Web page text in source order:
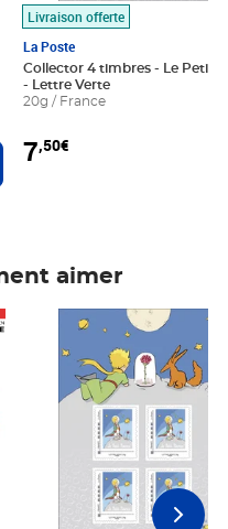
au panier
Livraison offerte
La Poste
Collector 4 timbres - Le Petit
- Lettre Verte
20g / France
7,50€
aimer
Prix 7,50€